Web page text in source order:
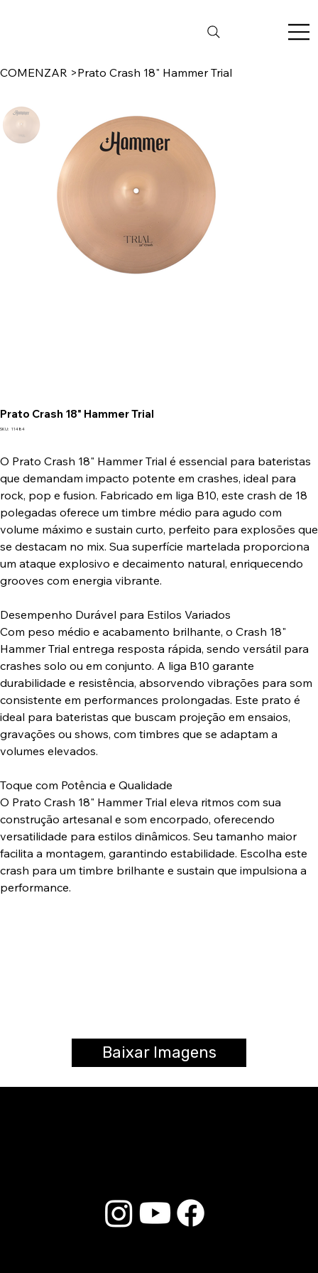
COMENZAR >Prato Crash 18" Hammer Trial
Prato Crash 18" Hammer Trial
SKU: SKU
11484
O Prato Crash 18" Hammer Trial é essencial para bateristas
que demandam impacto potente em crashes, ideal para
rock, pop e fusion. Fabricado em liga B10, este crash de 18
polegadas oferece um timbre médio para agudo com
volume máximo e sustain curto, perfeito para explosões que
se destacam no mix. Sua superfície martelada proporciona
um ataque explosivo e decaimento natural, enriquecendo
grooves com energia vibrante.
Desempenho Durável para Estilos Variados
Com peso médio e acabamento brilhante, o Crash 18"
Hammer Trial entrega resposta rápida, sendo versátil para
crashes solo ou em conjunto. A liga B10 garante
durabilidade e resistência, absorvendo vibrações para som
consistente em performances prolongadas. Este prato é
ideal para bateristas que buscam projeção em ensaios,
gravações ou shows, com timbres que se adaptam a
volumes elevados.
Toque com Potência e Qualidade
O Prato Crash 18" Hammer Trial eleva ritmos com sua
construção artesanal e som encorpado, oferecendo
versatilidade para estilos dinâmicos. Seu tamanho maior
facilita a montagem, garantindo estabilidade. Escolha este
crash para um timbre brilhante e sustain que impulsiona a
performance.
Baixar Imagens